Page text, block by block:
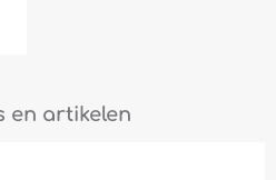
en artikelen